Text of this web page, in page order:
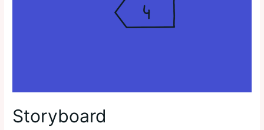
Storyboard